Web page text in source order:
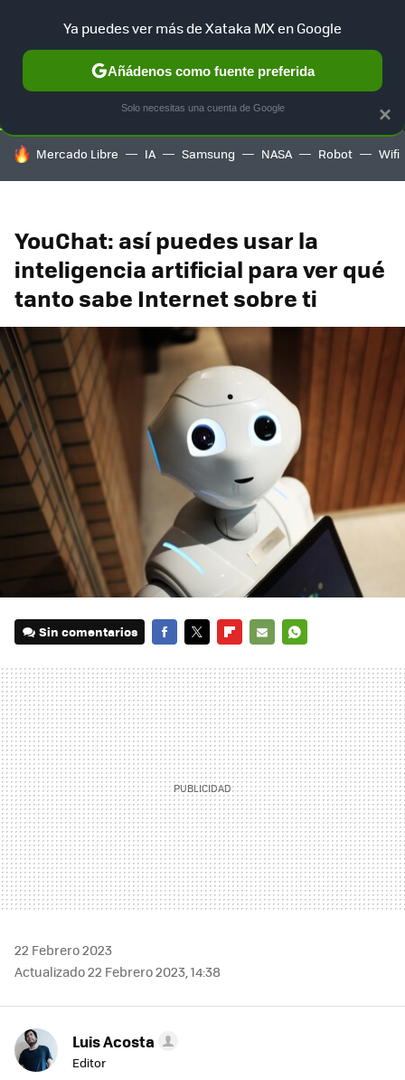
SELECCIÓN GAMING HOME AUTO TERRITORIO
HOY SE HABLA DE
Mercado Libre IA Samsung NASA Robot Wifi
YouChat: así puedes usar la
inteligencia artificial para ver qué
tanto sabe Internet sobre ti
Sin comentarios
MAIL
22 Febrero 2023
Actualizado 22 Febrero 2023, 14:38
Luis Acosta
Editor
×
Ya puedes ver más de Xataka MX en Google
Añádenos como fuente preferida
Solo necesitas una cuenta de Google